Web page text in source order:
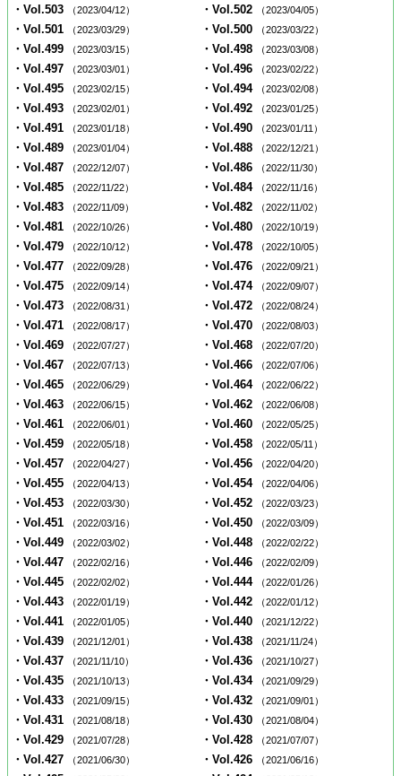
・Vol.503 （2023/04/12） ・Vol.502 （2023/04/05）
・Vol.501 （2023/03/29） ・Vol.500 （2023/03/22）
・Vol.499 （2023/03/15） ・Vol.498 （2023/03/08）
・Vol.497 （2023/03/01） ・Vol.496 （2023/02/22）
・Vol.495 （2023/02/15） ・Vol.494 （2023/02/08）
・Vol.493 （2023/02/01） ・Vol.492 （2023/01/25）
・Vol.491 （2023/01/18） ・Vol.490 （2023/01/11）
・Vol.489 （2023/01/04） ・Vol.488 （2022/12/21）
・Vol.487 （2022/12/07） ・Vol.486 （2022/11/30）
・Vol.485 （2022/11/22） ・Vol.484 （2022/11/16）
・Vol.483 （2022/11/09） ・Vol.482 （2022/11/02）
・Vol.481 （2022/10/26） ・Vol.480 （2022/10/19）
・Vol.479 （2022/10/12） ・Vol.478 （2022/10/05）
・Vol.477 （2022/09/28） ・Vol.476 （2022/09/21）
・Vol.475 （2022/09/14） ・Vol.474 （2022/09/07）
・Vol.473 （2022/08/31） ・Vol.472 （2022/08/24）
・Vol.471 （2022/08/17） ・Vol.470 （2022/08/03）
・Vol.469 （2022/07/27） ・Vol.468 （2022/07/20）
・Vol.467 （2022/07/13） ・Vol.466 （2022/07/06）
・Vol.465 （2022/06/29） ・Vol.464 （2022/06/22）
・Vol.463 （2022/06/15） ・Vol.462 （2022/06/08）
・Vol.461 （2022/06/01） ・Vol.460 （2022/05/25）
・Vol.459 （2022/05/18） ・Vol.458 （2022/05/11）
・Vol.457 （2022/04/27） ・Vol.456 （2022/04/20）
・Vol.455 （2022/04/13） ・Vol.454 （2022/04/06）
・Vol.453 （2022/03/30） ・Vol.452 （2022/03/23）
・Vol.451 （2022/03/16） ・Vol.450 （2022/03/09）
・Vol.449 （2022/03/02） ・Vol.448 （2022/02/22）
・Vol.447 （2022/02/16） ・Vol.446 （2022/02/09）
・Vol.445 （2022/02/02） ・Vol.444 （2022/01/26）
・Vol.443 （2022/01/19） ・Vol.442 （2022/01/12）
・Vol.441 （2022/01/05） ・Vol.440 （2021/12/22）
・Vol.439 （2021/12/01） ・Vol.438 （2021/11/24）
・Vol.437 （2021/11/10） ・Vol.436 （2021/10/27）
・Vol.435 （2021/10/13） ・Vol.434 （2021/09/29）
・Vol.433 （2021/09/15） ・Vol.432 （2021/09/01）
・Vol.431 （2021/08/18） ・Vol.430 （2021/08/04）
・Vol.429 （2021/07/28） ・Vol.428 （2021/07/07）
・Vol.427 （2021/06/30） ・Vol.426 （2021/06/16）